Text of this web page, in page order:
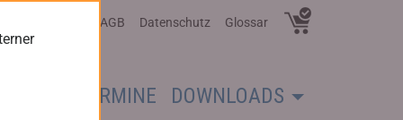
AGB Datenschutz Glossar
TERMINE DOWNLOADS